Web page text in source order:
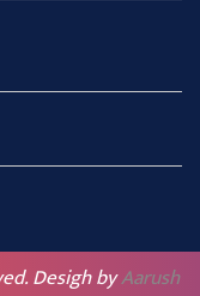
Desigh byAarush